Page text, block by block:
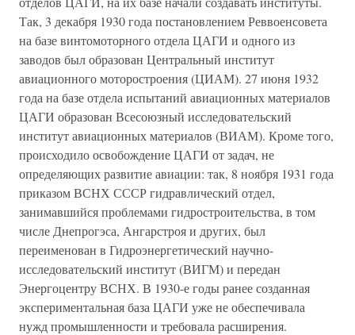
Так, 3 декабря 1930 года постановлением Реввоенсовета
на базе винтомоторного отдела ЦАГИ и одного из
заводов был образован Центральный институт
авиационного моторостроения (ЦИАМ). 27 июня 1932
года на базе отдела испытаний авиационных материалов
ЦАГИ образован Всесоюзный исследовательский
институт авиационных материалов (ВИАМ). Кроме того,
происходило освобождение ЦАГИ от задач, не
определяющих развитие авиации: так, 8 ноября 1931 года
приказом ВСНХ СССР гидравлический отдел,
занимавшийся проблемами гидростроительства, в том
числе Днепрогэса, Ангарстроя и других, был
переименован в Гидроэнергетический научно-
исследовательский институт (ВИГМ) и передан
Энергоцентру ВСНХ. В 1930-е годы ранее созданная
экспериментальная база ЦАГИ уже не обеспечивала
нужд промышленности и требовала расширения.